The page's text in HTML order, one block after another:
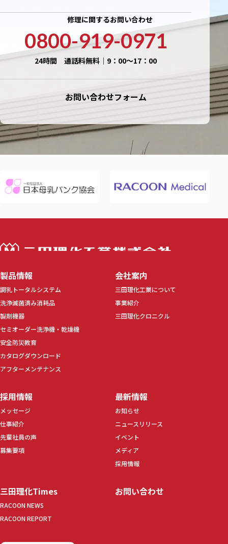
修理に関するお問い合わせ
0800-919-0971
24時間 通話料無料｜9：00〜17：00
お問い合わせフォーム
製品情報
調乳トータルシステム
洗浄滅菌済み消耗品
製剤機器
セミオーダー洗浄機・乾燥機
安全防災教育
カタログダウンロード
アフターメンテナンス
会社案内
三田理化工業について
事業紹介
三田理化クロニクル
採用情報
メッセージ
仕事紹介
先輩社員の声
募集要項
最新情報
お知らせ
ニュースリリース
イベント
メディア
採用情報
三田理化Times
RACOON NEWS
RACOON REPORT
お問い合わせ